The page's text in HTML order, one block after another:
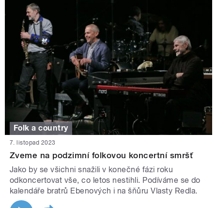
Folk a country
7. listopad 2023
Zveme na podzimní folkovou koncertní smršť
Jako by se všichni snažili v konečné fázi roku
odkoncertovat vše, co letos nestihli. Podíváme se do
kalendáře bratrů Ebenových i na šňůru Vlasty Redla.